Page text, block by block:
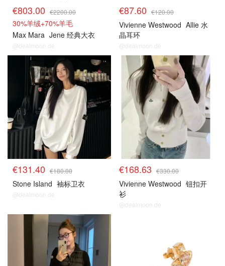
€803.00 €2200.00
30%羊绒+70%羊毛
Max Mara Jene 经典大衣
@dealmoon.de
€87.60 €120.00
Vivienne Westwood Allie 水
晶耳环
@dealmoon.de
€131.40 €180.00
Stone Island 袖标卫衣
@dealmoon.de
€168.63 €330.00
Vivienne Westwood 钮扣开
衫
@dealmoon.de